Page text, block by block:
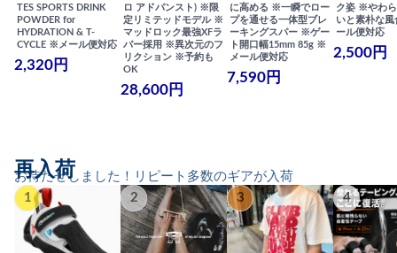
TES SPORTS DRINK
POWDER for
HYDRATION & T-
CYCLE ※メール便対応
2,320円
ロ アドバンスト) ※限
定リミテッドモデル ※
マッドロック最強XFラ
バー採用 ※異次元のフ
リクション ※予約も
OK
28,600円
に高める ※一瞬でロー
プを通せる一体型ブレ
ーキングスパー ※ゲー
ト開口幅15mm 85g ※
メール便対応
7,590円
ク姿 ※やわ
いと素朴な
ール便対応
2,500円
お待たせしました！リピート多数のギアが入荷
再入荷
1 2 3 4